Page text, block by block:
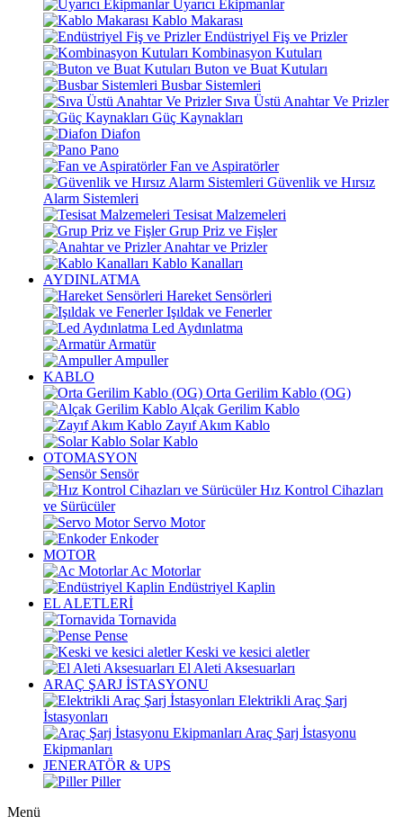
Uyarıcı Ekipmanlar
Kablo Makarası
Endüstriyel Fiş ve Prizler
Kombinasyon Kutuları
Buton ve Buat Kutuları
Busbar Sistemleri
Sıva Üstü Anahtar Ve Prizler
Güç Kaynakları
Diafon
Pano
Fan ve Aspiratörler
Güvenlik ve Hırsız
Alarm Sistemleri
Tesisat Malzemeleri
Grup Priz ve Fişler
Anahtar ve Prizler
Kablo Kanalları
AYDINLATMA
Hareket Sensörleri
Işıldak ve Fenerler
Led Aydınlatma
Armatür
Ampuller
KABLO
Orta Gerilim Kablo (OG)
Alçak Gerilim Kablo
Zayıf Akım Kablo
Solar Kablo
OTOMASYON
Sensör
Hız Kontrol Cihazları
ve Sürücüler
Servo Motor
Enkoder
MOTOR
Ac Motorlar
Endüstriyel Kaplin
EL ALETLERİ
Tornavida
Pense
Keski ve kesici aletler
El Aleti Aksesuarları
ARAÇ ŞARJ İSTASYONU
Elektrikli Araç Şarj
İstasyonları
Araç Şarj İstasyonu
Ekipmanları
JENERATÖR & UPS
Piller
Menü